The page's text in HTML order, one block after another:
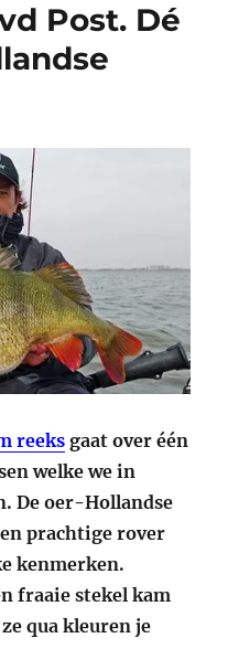
Post. Dé
reeks gaat over één
welke we in
De oer-Hollandse
prachtige rover
kenmerken.
fraaie stekel kam
qua kleuren je